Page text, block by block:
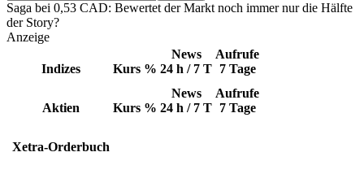
Saga bei 0,53 CAD: Bewertet der Markt noch immer nur die Hälfte
der Story?
Anzeige
Indizes Kurs %
News
24 h / 7 T
Aufrufe
7 Tage
Aktien Kurs %
News
24 h / 7 T
Aufrufe
7 Tage
Xetra-Orderbuch